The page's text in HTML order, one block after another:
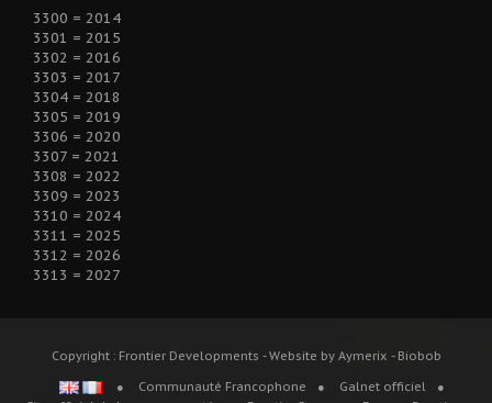
3300 = 2014
3301 = 2015
3302 = 2016
3303 = 2017
3304 = 2018
3305 = 2019
3306 = 2020
3307 = 2021
3308 = 2022
3309 = 2023
3310 = 2024
3311 = 2025
3312 = 2026
3313 = 2027
Copyright : Frontier Developments - Website by Aymerix - Biobob
Communauté Francophone
Galnet officiel